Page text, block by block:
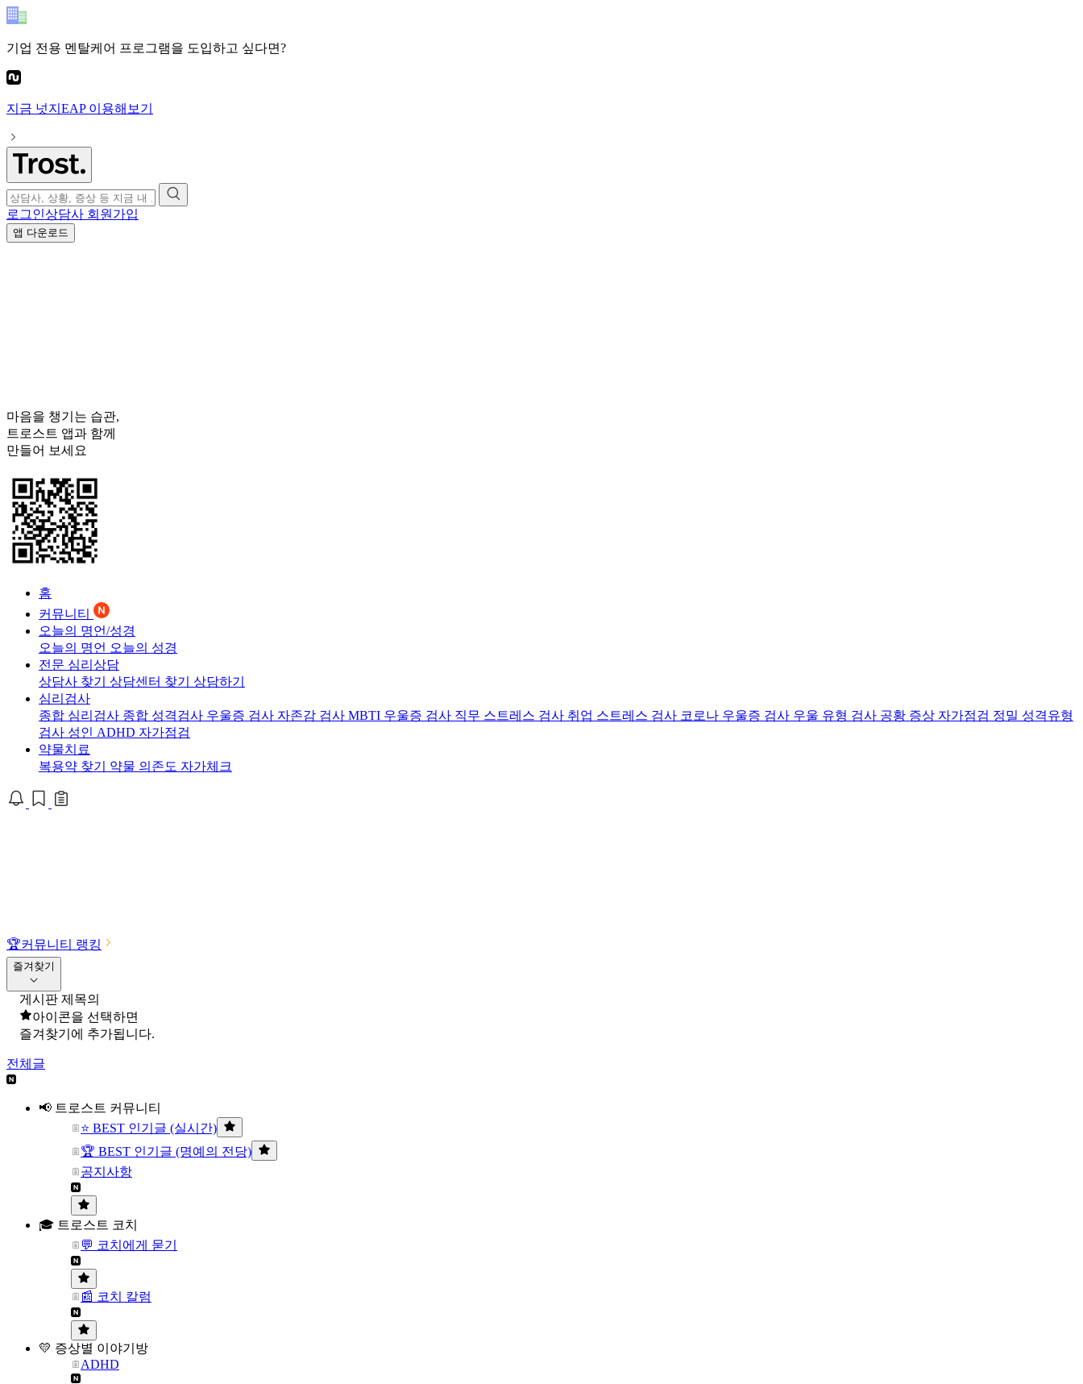
기업 전용 멘탈케어 프로그램을 도입하고 싶다면?
지금 넛지EAP이용해보기
로그인상담사 회원가입
앱 다운로드
마음을 챙기는 습관,
트로스트 앱과 함께
만들어 보세요
홈
커뮤니티
오늘의 명언/성경
오늘의 명언 오늘의 성경
전문 심리상담
상담사 찾기 상담센터 찾기 상담하기
심리검사
종합 심리검사 종합 성격검사 우울증 검사 자존감 검사 MBTI 우울증 검사 직무 스트레스 검사 취업 스트레스 검사 코로나 우울증 검사 우울 유형 검사 공황 증상 자가점검 정밀 성격유형
검사 성인 ADHD 자가점검
약물치료
복용약 찾기 약물 의존도 자가체크
🏆커뮤니티 랭킹
즐겨찾기
게시판 제목의
아이콘을 선택하면
즐겨찾기에 추가됩니다.
전체글
📢 트로스트 커뮤니티
⭐ BEST 인기글 (실시간)
🏆 BEST 인기글 (명예의 전당)
공지사항
🎓 트로스트 코치
💬 코치에게 묻기
📰 코치 칼럼
💛 증상별 이야기방
ADHD